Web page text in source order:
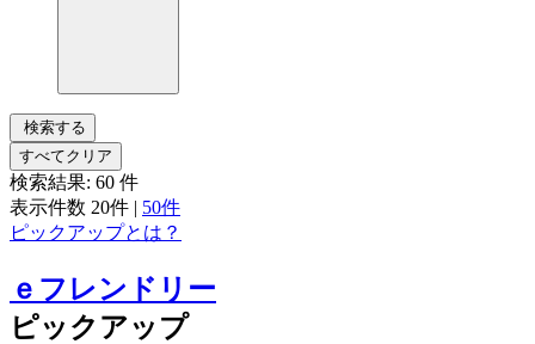
検索する
すべてクリア
検索結果: 60 件
表示件数 20件 | 50件
ピックアップとは？
ｅフレンドリー
ピックアップ